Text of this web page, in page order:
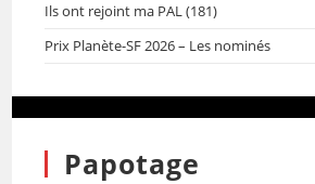
Ils ont rejoint ma PAL (181)
Prix Planète-SF 2026 – Les nominés
Papotage